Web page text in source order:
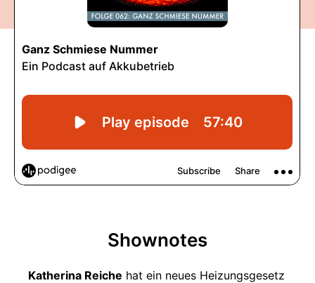
Shownotes
Katherina Reiche hat ein neues Heizungsgesetz